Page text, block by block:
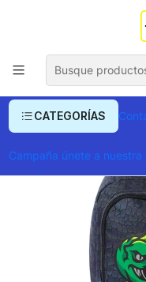
CATEGORÍAS
Campaña únete a nuestra
Envío gratis
Morrales y Portafolios